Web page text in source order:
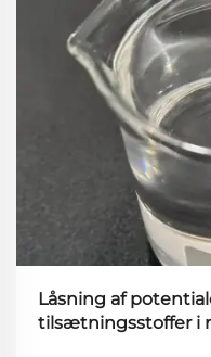
Låsning af
tilsætningsstoffer i